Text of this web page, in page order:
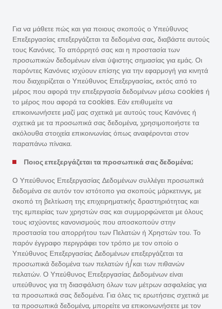
Για να μάθετε πώς και για ποιους σκοπούς ο Υπεύθυνος
Επεξεργασίας επεξεργάζεται τα δεδομένα σας, διαβάστε αυτούς
τους Κανόνες. Το απόρρητό σας και η προστασία των
προσωπικών δεδομένων είναι ύψιστης σημασίας για εμάς. Οι
παρόντες Κανόνες ισχύουν επίσης για την εφαρμογή για κινητά
που διαχειρίζεται ο Υπεύθυνος Επεξεργασίας, εκτός από το
μέρος που αφορά την επεξεργασία δεδομένων μέσω cookies ή
το μέρος που αφορά τα cookies. Εάν επιθυμείτε να
επικοινωνήσετε μαζί μας σχετικά με αυτούς τους Κανόνες ή
σχετικά με τα προσωπικά σας δεδομένα, χρησιμοποιήστε τα
ακόλουθα στοιχεία επικοινωνίας όπως αναφέρονται στον
παραπάνω πίνακα.
Ποιος επεξεργάζεται τα προσωπικά σας δεδομένα;
Ο Υπεύθυνος Επεξεργασίας Δεδομένων συλλέγει προσωπικά
δεδομένα σε αυτόν τον ιστότοπο για σκοπούς μάρκετινγκ, με
σκοπό τη βελτίωση της επιχειρηματικής δραστηριότητας και
της εμπειρίας των χρηστών σας και συμμορφώνεται με όλους
τους ισχύοντες κανονισμούς που αποσκοπούν στην
προστασία του απορρήτου των Πελατών ή Χρηστών του. Το
παρόν έγγραφο περιγράφει τον τρόπο με τον οποίο ο
Υπεύθυνος Επεξεργασίας Δεδομένων επεξεργάζεται τα
προσωπικά δεδομένα των πελατών ή/και των πιθανών
πελατών. Ο Υπεύθυνος Επεξεργασίας Δεδομένων είναι
υπεύθυνος για τη διασφάλιση όλων των μέτρων ασφαλείας για
τα προσωπικά σας δεδομένα. Για όλες τις ερωτήσεις σχετικά με
τα προσωπικά δεδομένα, μπορείτε να επικοινωνήσετε με τον